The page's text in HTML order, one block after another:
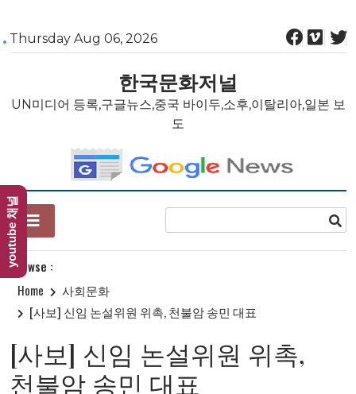
Skip
to
Thursday Aug 06, 2026
한국문화저널
UN미디어 등록,구글뉴스,중국 바이두,소후,이탈리아,일본 보
도
Browse :
Home
사회문화
[사보] 신임 논설위원 위촉, 천불암 송민 대표
[사보] 신임 논설위원 위촉,
천불암 송민 대표
youtube 채널